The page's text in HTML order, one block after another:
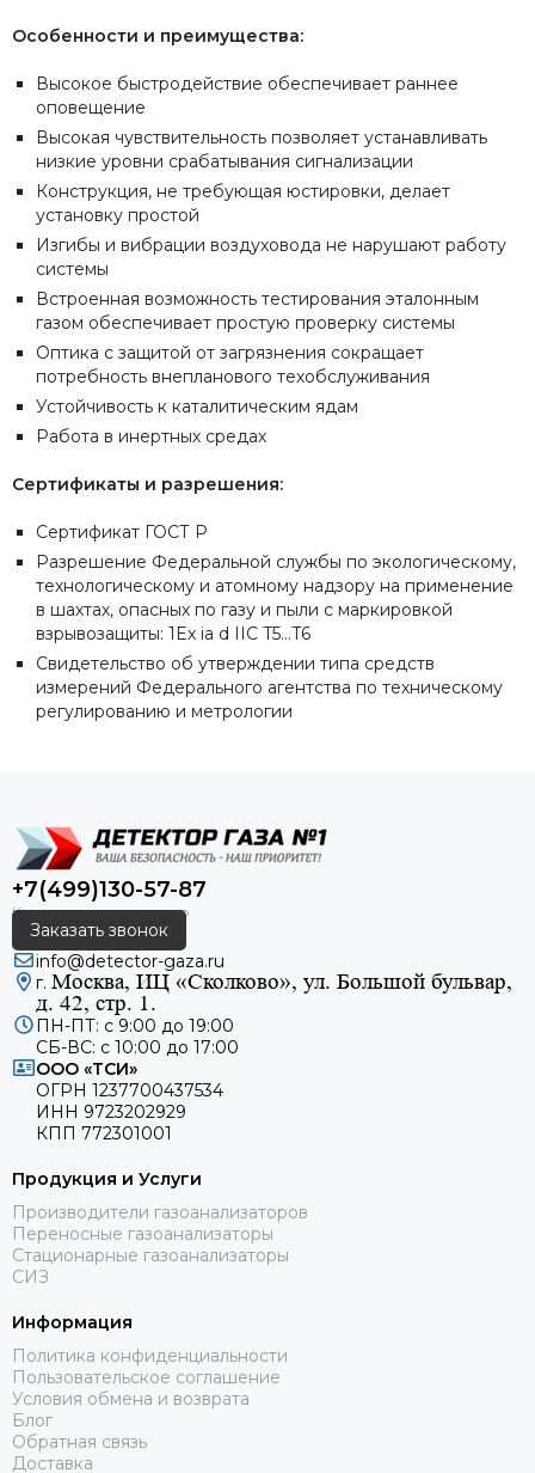
Особенности и преимущества:
Высокое быстродействие обеспечивает раннее
оповещение
Высокая чувствительность позволяет устанавливать
низкие уровни срабатывания сигнализации
Конструкция, не требующая юстировки, делает
установку простой
Изгибы и вибрации воздуховода не нарушают работу
системы
Встроенная возможность тестирования эталонным
газом обеспечивает простую проверку системы
Оптика с защитой от загрязнения сокращает
потребность внепланового техобслуживания
Устойчивость к каталитическим ядам
Работа в инертных средах
Сертификаты и разрешения:
Сертификат ГОСТ Р
Разрешение Федеральной службы по экологическому,
технологическому и атомному надзору на применение
в шахтах, опасных по газу и пыли с маркировкой
взрывозащиты: 1Ex ia d IIC T5...T6
Свидетельство об утверждении типа средств
измерений Федерального агентства по техническому
регулированию и метрологии
+7(499)130-57-87
Заказать звонок
info@detector-gaza.ru
г. Москва, ИЦ «Сколково», ул. Большой бульвар,
д. 42, стр. 1.
ПН-ПТ: с 9:00 до 19:00
СБ-ВС: с 10:00 до 17:00
ООО «ТСИ»
ОГРН 1237700437534
ИНН 9723202929
КПП 772301001
Продукция и Услуги
Производители газоанализаторов
Переносные газоанализаторы
Стационарные газоанализаторы
СИЗ
Информация
Политика конфиденциальности
Пользовательское соглашение
Условия обмена и возврата
Блог
Обратная связь
Доставка